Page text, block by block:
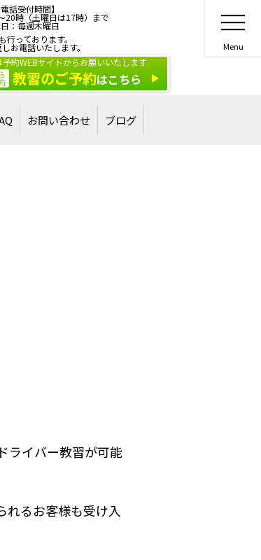
電話受付時間】
20時（土曜日は17時）まで
：毎週木曜日
っております。
お電話いたします。
予約WEBサイトからお願いいたします
教習のご予約はこちら
お問い合わせ ブログ
ライバー教習が可能
れるお客様も受け入